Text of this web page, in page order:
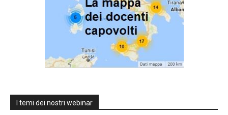
I temi dei nostri webinar